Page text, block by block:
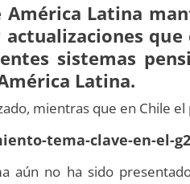
América Latina
sistemas
Latina.
mientras que en Chile
tema-clave-en-el-
aún no ha sido